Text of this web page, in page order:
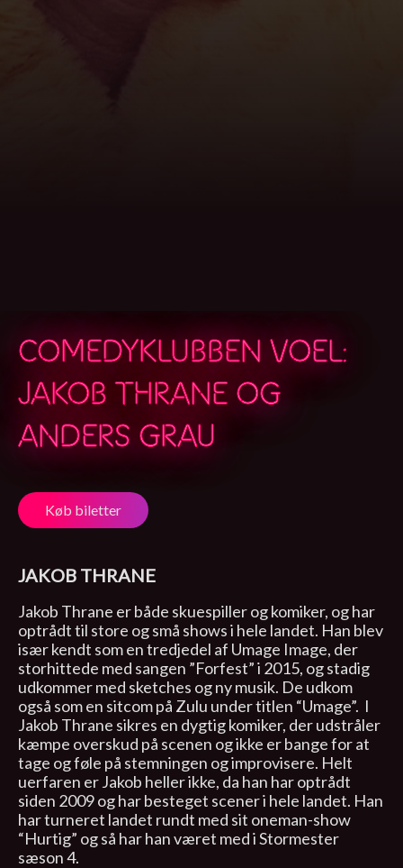
COMEDYKLUBBEN VOEL:
JAKOB THRANE OG
ANDERS GRAU
Køb biletter
JAKOB THRANE
Jakob Thrane er både skuespiller og komiker, og har
optrådt til store og små shows i hele landet. Han blev
især kendt som en tredjedel af Umage Image, der
storhittede med sangen ”Forfest” i 2015, og stadig
udkommer med sketches og ny musik. De udkom
også som en sitcom på Zulu under titlen “Umage”. I
Jakob Thrane sikres en dygtig komiker, der udstråler
kæmpe overskud på scenen og ikke er bange for at
tage og føle på stemningen og improvisere. Helt
uerfaren er Jakob heller ikke, da han har optrådt
siden 2009 og har besteget scener i hele landet. Han
har turneret landet rundt med sit oneman-show
“Hurtig” og så har han været med i Stormester
sæson 4.